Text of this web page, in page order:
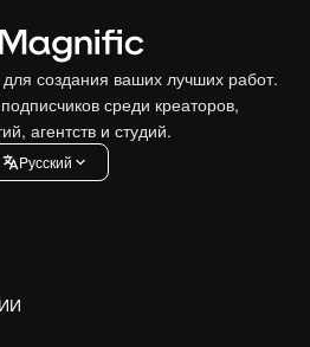
создания ваших лучших работ.
среди креаторов,
агентств и студий.
Pусский